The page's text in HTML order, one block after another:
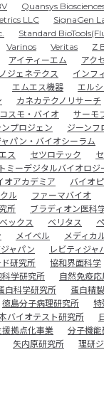
Quansys
LLC SignaGen
Standard
Varinos Veritas Z
アイティーエム アク
ジェネテクス インフ
エムエス機器 エル
カネカテクノリサーチ
コスモ・バイオ サーモ
ンプロジェン ジーンフ
ャパン・バイオシーラム
ス セツロテック
トミーデジタルバイオロジ
オアカデミア バイオ
ル ファーマバイオ
所 ブラディオン医科
ベックス ベリタス
メイベル メディカ
ャパン レビティジャ
研究所 協和界面科学
科学研究所 自然免疫
白科学研究所 蛋白精
徳島分子病理研究所 特
バイオテスト研究所
拠点化事業 分子機能
矢内原研究所 理研